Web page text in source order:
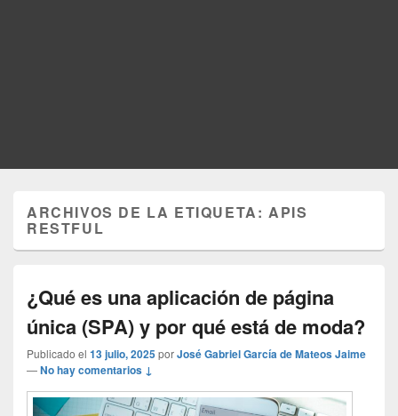
ARCHIVOS DE LA ETIQUETA:APIS
RESTFUL
¿Qué es una aplicación de página
única (SPA) y por qué está de moda?
Publicado el 13 julio, 2025porJosé Gabriel García de Mateos Jaime
—No hay comentarios ↓